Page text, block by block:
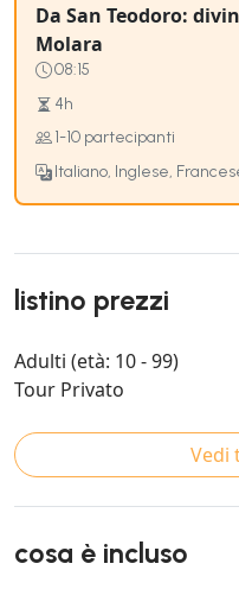
Da San Teodoro:
Molara
08:15
4h
1-10 partecipanti
Italiano, Inglese,
listino prezzi
Adulti (età: 10 - 99)
Tour Privato
Vedi
cosa è incluso